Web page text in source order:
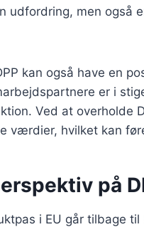
udfordring, men også
kan også have en
er i
Ved at overholde
værdier, hvilket kan
på
i EU går tilbage